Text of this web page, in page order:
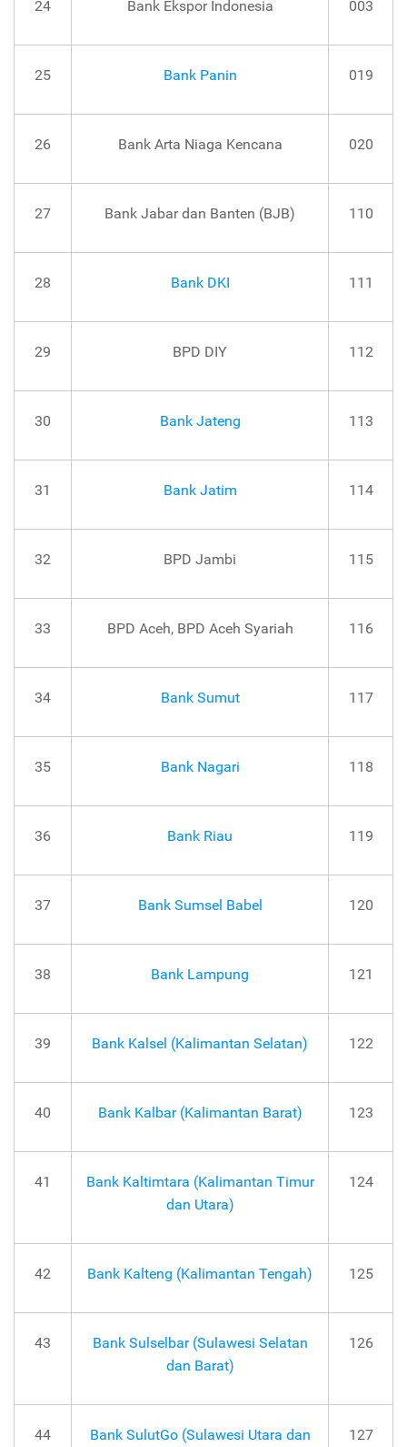
24 Bank Ekspor Indonesia 003
25 Bank Panin 019
26 Bank Arta Niaga Kencana 020
27 Bank Jabar dan Banten (BJB) 110
28 Bank DKI 111
29 BPD DIY 112
30 Bank Jateng 113
31 Bank Jatim 114
32 BPD Jambi 115
33 BPD Aceh, BPD Aceh Syariah 116
34 Bank Sumut 117
35 Bank Nagari 118
36 Bank Riau 119
37 Bank Sumsel Babel 120
38 Bank Lampung 121
39 Bank Kalsel (Kalimantan Selatan) 122
40 Bank Kalbar (Kalimantan Barat) 123
41
Bank Kaltimtara (Kalimantan Timur
dan Utara)
124
42 Bank Kalteng (Kalimantan Tengah) 125
43
Bank Sulselbar (Sulawesi Selatan
dan Barat)
126
44
Bank SulutGo (Sulawesi Utara dan
127